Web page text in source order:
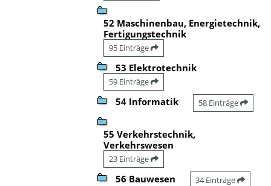
52 Maschinenbau, Energietechnik,
Fertigungstechnik
95 Einträge
53 Elektrotechnik
59 Einträge
54 Informatik 58 Einträge
55 Verkehrstechnik,
Verkehrswesen
23 Einträge
56 Bauwesen 34 Einträge